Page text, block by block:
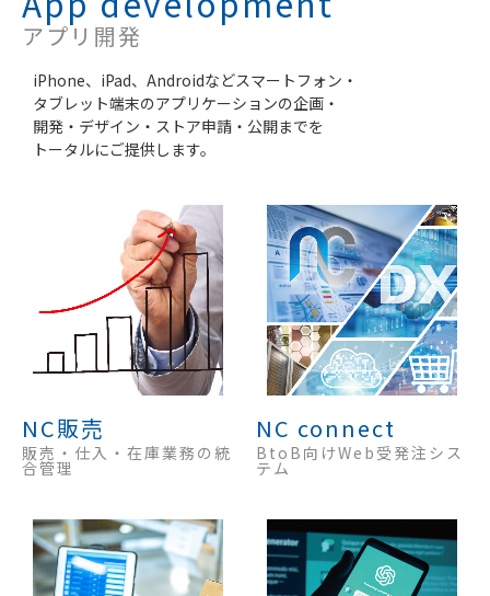
アプリ開発
iPhone、iPad、Androidなどスマートフォン・
タブレット端末のアプリケーションの企画・
開発・デザイン・ストア申請・公開までを
トータルにご提供します。
NC販売
販売・仕入・在庫業務の統
合管理
NC connect
BtoB向けWeb受発注シス
テム